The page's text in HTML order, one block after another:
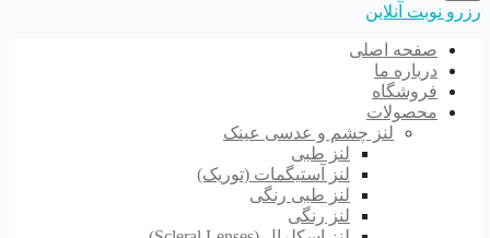
رزرو نوبت آنلاین
صفحه اصلی
درباره ما
فروشگاه
محصولات
لنز چشم و عدسی عینک
لنز طبی
لنز آستیگمات (توریک)
لنز طبی رنگی
لنز رنگی